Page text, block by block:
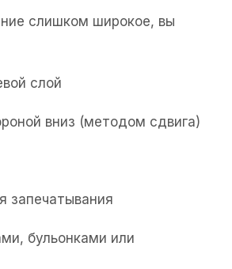
слишком широкое, вы
слой
вниз (методом сдвига)
запечатывания
бульонками или